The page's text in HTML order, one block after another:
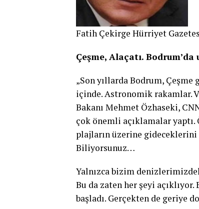
Fatih Çekirge Hürriyet
Çeşme, Alaçatı.
„Son yıllarda Bodrum,
içinde. Astronomik rakamlar.
Bakanı Mehmet Özhaseki,
çok önemli açıklamalar
plajların üzerine gideceklerini
Biliyorsunuz…
Yalnızca bizim
Bu da zaten her şeyi
başladı. Gerçekten de geriye